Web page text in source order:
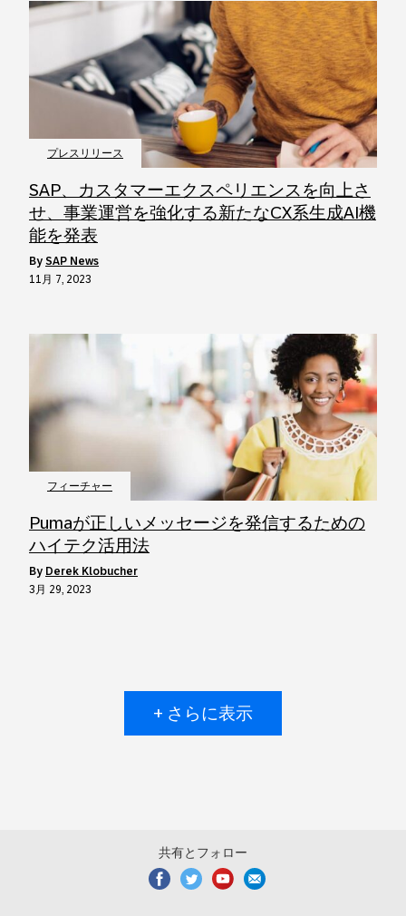
プレスリリース
SAP、カスタマーエクスペリエンスを向上さ
せ、事業運営を強化する新たなCX系生成AI機
能を発表
by SAP News
11月 7, 2023
フィーチャー
Pumaが正しいメッセージを発信するための
ハイテク活用法
by Derek Klobucher
3月 29, 2023
+ さらに表示
共有とフォロー